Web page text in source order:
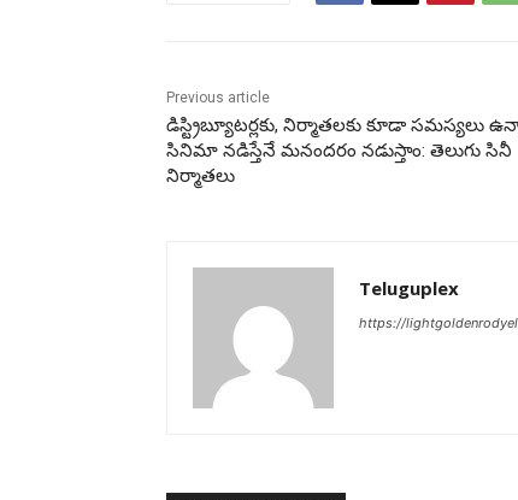
Previous article
డిస్ట్రిబ్యూటర్లకు, నిర్మాతలకు కూడా సమస్యలు
సినిమా నడిస్తేనే మనందరం నడుస్తాం: తెలుగు సినీ
నిర్మాతలు
Teluguplex
https://